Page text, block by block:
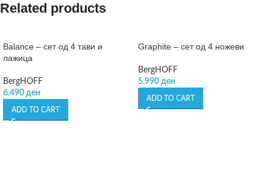
Related products
Balance – сет од 4 тави и
лажица
BergHOFF
6.490 ден
ADD TO CART
Graphite – сет од 4 ножеви
BergHOFF
5.990 ден
ADD TO CART